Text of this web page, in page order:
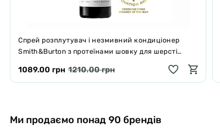
Спрей розплутувач і незмивний кондиціонер
Smith&Burton з протеїнами шовку для шерсті
1089.00 грн 1210.00 грн
Ми продаємо понад 90 брендів